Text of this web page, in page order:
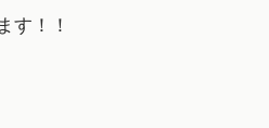
す！！